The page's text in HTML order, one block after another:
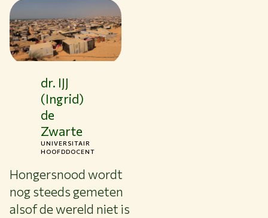
NIEUWS & ACHTERGRONDEN
WERKEN BIJ WUR
HUIDIGE STUDENTEN
CONTACT
dr. IJJ
(Ingrid)
de
Zwarte
UNIVERSITAIR
HOOFDDOCENT
Hongersnood wordt
nog steeds gemeten
alsof de wereld niet is